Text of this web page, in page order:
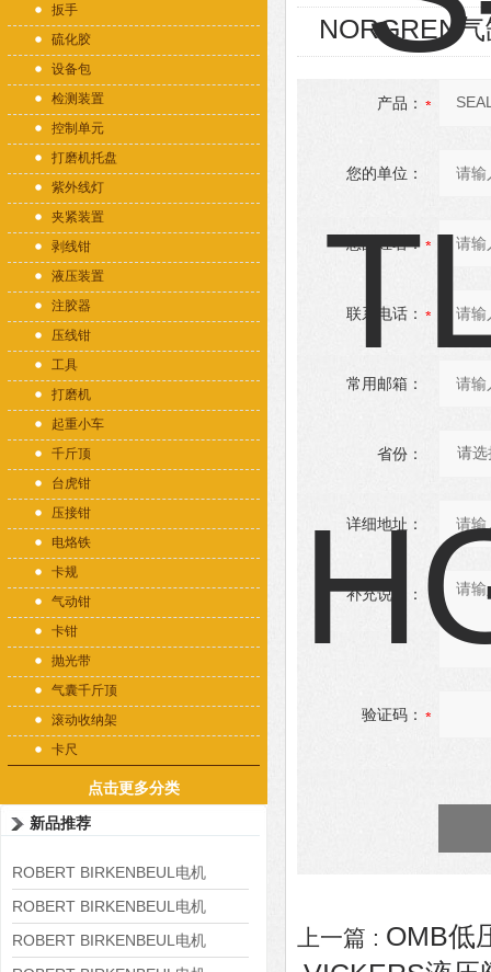
扳手
硫化胶
设备包
检测装置
控制单元
打磨机托盘
紫外线灯
夹紧装置
剥线钳
液压装置
注胶器
压线钳
工具
打磨机
起重小车
千斤顶
台虎钳
压接钳
电烙铁
卡规
气动钳
卡钳
抛光带
气囊千斤顶
滚动收纳架
卡尺
点击更多分类
新品推荐
ROBERT BIRKENBEUL电机
8APE225M-4-IE3
ROBERT BIRKENBEUL电机
8APE180L-4 IE3
ROBERT BIRKENBEUL电机
NORGREN
产品：
您的单位：
您的姓名：
联系电话：
常用邮箱：
省份：
详细地址：
补充说明：
验证码：
上一篇 : OMB低